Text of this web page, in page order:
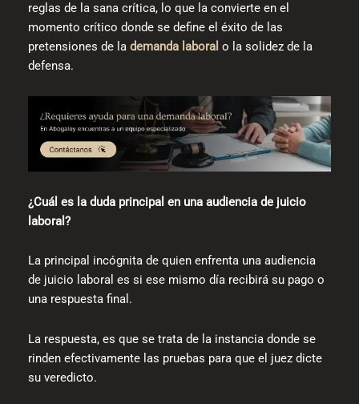
reglas de la sana crítica, lo que la convierte en el
momento crítico donde se define el éxito de las
pretensiones de la demanda laboral o la solidez de la
defensa.
¿Cuál es la duda principal en una audiencia de juicio
laboral?
La principal incógnita de quien enfrenta una audiencia
de juicio laboral es si ese mismo día recibirá su pago o
una respuesta final.
La respuesta, es que se trata de la instancia donde se
rinden efectivamente las pruebas para que el juez dicte
su veredicto.